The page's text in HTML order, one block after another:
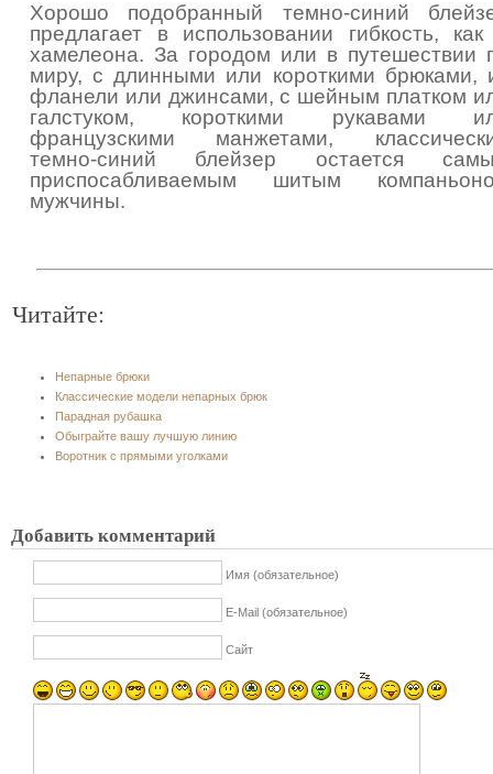
Хорошо подобранный темно-синий
предлагает в использовании гибкость,
хамелеона. За городом или в путешествии
миру, с длинными или короткими брюками,
фланели или джинсами, с шейным платком
галстуком, короткими рукавами
французскими манжетами,
темно-синий блейзер остается
приспосабливаемым шитым
мужчины.
Читайте:
Непарные брюки
Классические модели непарных брюк
Парадная рубашка
Обыграйте вашу лучшую линию
Воротник с прямыми уголками
Добавить комментарий
Имя (обязательное)
E-Mail (обязательное)
Сайт